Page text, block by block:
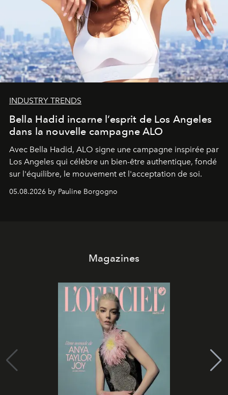
INDUSTRY TRENDS
Bella Hadid incarne l’esprit de Los Angeles
dans la nouvelle campagne ALO
Avec Bella Hadid, ALO signe une campagne inspirée par
Los Angeles qui célèbre un bien-être authentique, fondé
sur l'équilibre, le mouvement et l'acceptation de soi.
05.08.2026 by Pauline Borgogno
Magazines